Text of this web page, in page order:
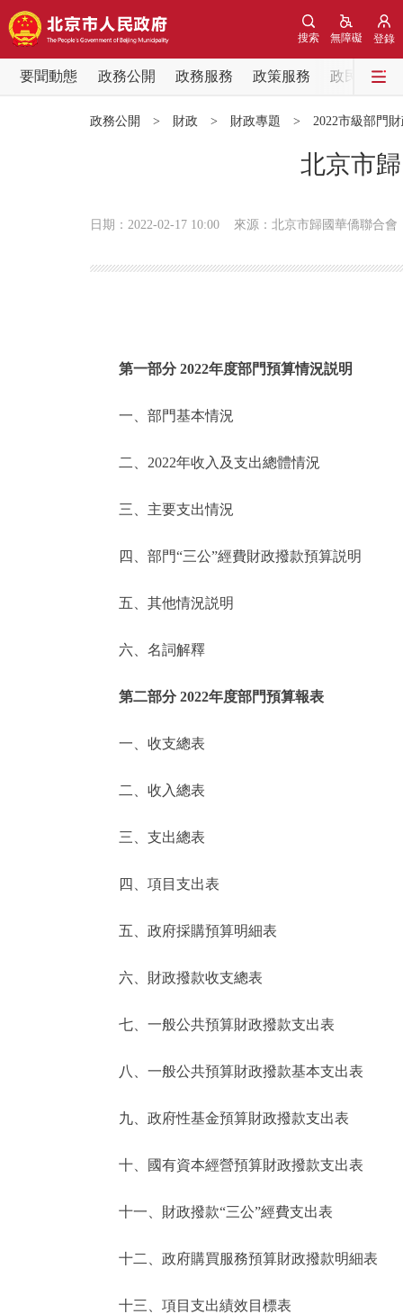
登錄
無障礙
搜索
要聞動態 政務公開 政務服務 政策服務
政民互動
便民服務
仲介服務
政民互動
12345網上接訴即辦
參與調查
走進北京
北京概況
綠色北京
ENGLISH
政務公開 > 財政 > 財政專題 > 2022市級部門
北京市
日期：2022-02-17 10:00 來源：北京市歸國華僑聯合會
第一部分 2022年度部門預算情況説明
一、部門基本情況
二、2022年收入及支出總體情況
三、主要支出情況
四、部門“三公”經費財政撥款預算説明
五、其他情況説明
六、名詞解釋
第二部分 2022年度部門預算報表
一、收支總表
二、收入總表
三、支出總表
四、項目支出表
五、政府採購預算明細表
六、財政撥款收支總表
七、一般公共預算財政撥款支出表
八、一般公共預算財政撥款基本支出表
九、政府性基金預算財政撥款支出表
十、國有資本經營預算財政撥款支出表
十一、財政撥款“三公”經費支出表
十二、政府購買服務預算財政撥款明細表
十三、項目支出績效目標表